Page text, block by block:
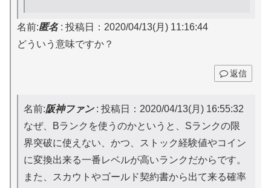
名前:匿名: 投稿日：2020/04/13(月) 11:16:44
どういう意味ですか？
返信
名前:阪神ファン: 投稿日：2020/04/13(月) 16:55:32
なぜ、Bランクを使うのかというと、Sランクの限
界突破に使えない、かつ、ストック経験値やコイン
に変換出来る一番レベルが高いランクだからです。
また、スカウトやゴールド契約書から出て来る確率